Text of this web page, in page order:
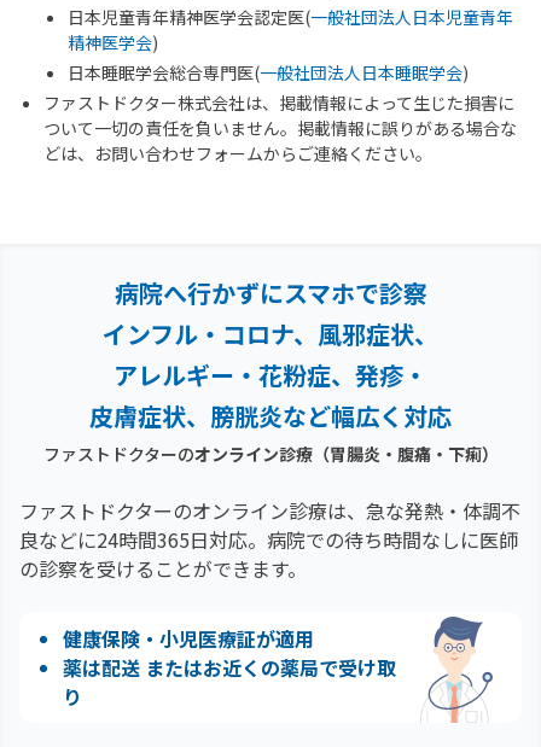
日本児童青年精神医学会認定医(一般社団法人日本児童青年
精神医学会)
日本睡眠学会総合専門医(一般社団法人日本睡眠学会)
ファストドクター株式会社は、掲載情報によって生じた損害に
ついて一切の責任を負いません。掲載情報に誤りがある場合な
どは、お問い合わせフォームからご連絡ください。
病院へ行かずにスマホで診察
インフル・コロナ、風邪症状、
アレルギー・花粉症、 発疹・
皮膚症状、膀胱炎など幅広く対応
ファストドクターのオンライン診療（胃腸炎・腹痛・下痢）
ファストドクターのオンライン診療は、急な発熱・体調不
良などに24時間365日対応。 病院での待ち時間なしに医師
の診察を受けることができます。
健康保険・小児医療証が適用
薬は配送 またはお近くの薬局で受け取
り